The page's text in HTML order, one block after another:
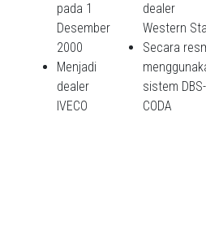
pada 1
Desember
2000
Menjadi
dealer
IVECO
dealer
Western Star
Secara resmi
menggunakan
sistem DBS-
CODA
Previous